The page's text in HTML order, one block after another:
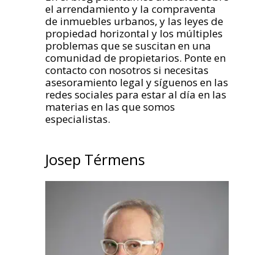
el arrendamiento y la compraventa
de inmuebles urbanos, y las leyes de
propiedad horizontal y los múltiples
problemas que se suscitan en una
comunidad de propietarios. Ponte en
contacto con nosotros si necesitas
asesoramiento legal y síguenos en las
redes sociales para estar al día en las
materias en las que somos
especialistas.
Josep Térmens